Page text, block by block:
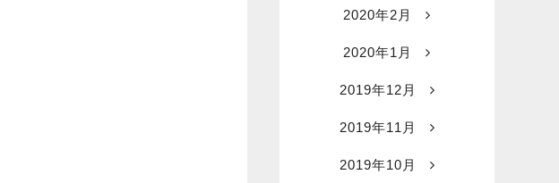
2020年2月
2020年1月
2019年12月
2019年11月
2019年10月